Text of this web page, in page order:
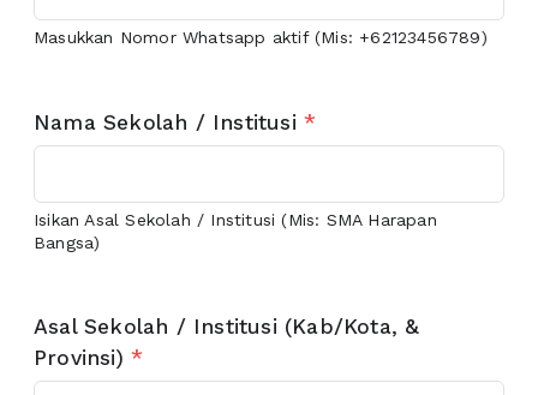
Masukkan Nomor Whatsapp aktif (Mis: +62123456789)
Nama Sekolah / Institusi *
Isikan Asal Sekolah / Institusi (Mis: SMA Harapan
Bangsa)
Asal Sekolah / Institusi (Kab/Kota, &
Provinsi) *